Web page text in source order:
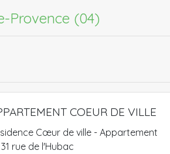
Provence (04)
COEUR DE VILLE
Cœur de ville - Appartement
31 rue de l'Hubac